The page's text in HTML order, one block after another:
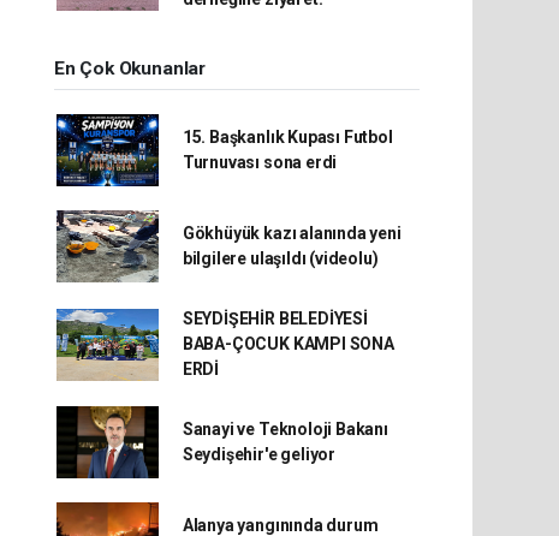
En Çok Okunanlar
15. Başkanlık Kupası Futbol
Turnuvası sona erdi
Gökhüyük kazı alanında yeni
bilgilere ulaşıldı (videolu)
SEYDİŞEHİR BELEDİYESİ
BABA-ÇOCUK KAMPI SONA
ERDİ
Sanayi ve Teknoloji Bakanı
Seydişehir'e geliyor
Alanya yangınında durum